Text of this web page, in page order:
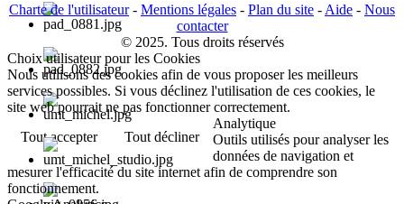
Charte de l'utilisateur- Mentions légales - Plan du site - Aide - Nous
contacter
© 2025. Tous droits réservés
Choix utilisateur pour les Cookies
Nous utilisons des cookies afin de vous proposer les meilleurs
services possibles. Si vous déclinez l'utilisation de ces cookies, le
site web pourrait ne pas fonctionner correctement.
Tout accepter
Tout décliner
Analytique
Outils utilisés pour analyser les
données de navigation et
mesurer l'efficacité du site internet afin de comprendre son
fonctionnement.